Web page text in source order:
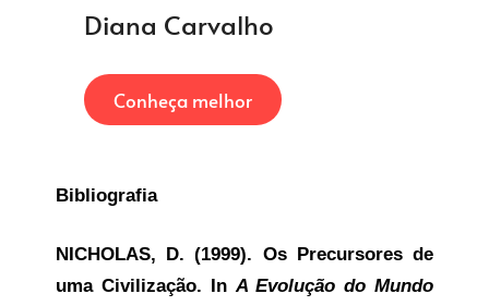
Diana Carvalho
Conheça melhor
Bibliografia
NICHOLAS, D. (1999). Os Precursores de
uma Civilização. InA Evolução do Mundo